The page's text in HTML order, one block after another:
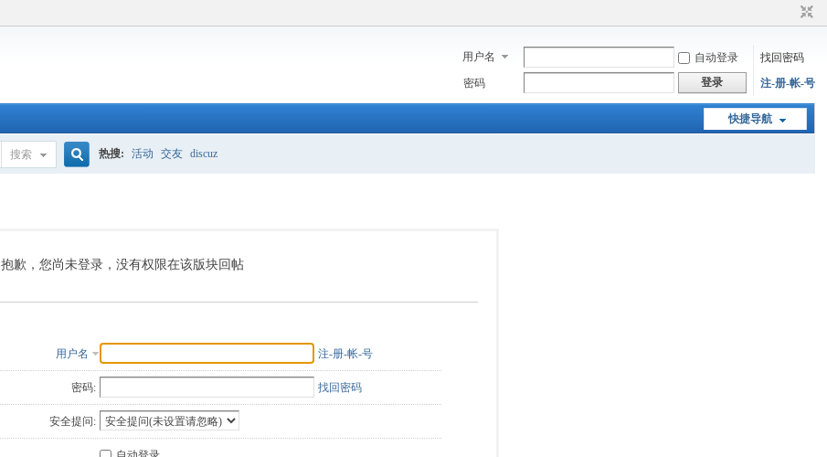
用户名 自动登录
找回密码
密码
登录 注-册-帐-号
快捷导航
搜索
索
热搜: 活动 交友 discuz
抱歉，您尚未登录，没有权限在该版块回帖
用户名 注-册-帐-号
密码: 找回密码
安全提问: